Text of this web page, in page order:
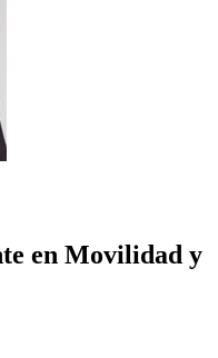
en Movilidad y